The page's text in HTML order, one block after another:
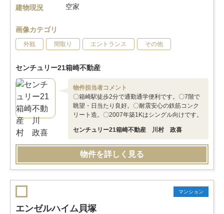
建物現況
空家
画像カテゴリ
外観 間取り エントランス その他
センチュリー21箱崎不動産
物件担当者コメント
〇箱崎駅徒歩2分で通勤通学便利です。〇7階で
眺望・日当たり良好。〇耐震安心の鉄筋コンク
リート造。〇2007年築1Kはシングル向けです。
センチュリー21箱崎不動産 川村 政喜
物件を詳しく見る
マンション
エンゼルハイム貝塚